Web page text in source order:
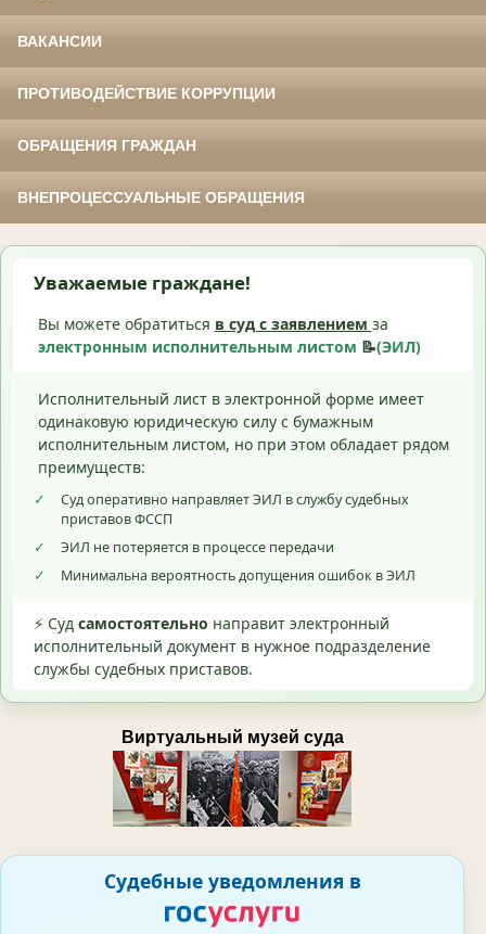
ВАКАНСИИ
ПРОТИВОДЕЙСТВИЕ КОРРУПЦИИ
ОБРАЩЕНИЯ ГРАЖДАН
ВНЕПРОЦЕССУАЛЬНЫЕ ОБРАЩЕНИЯ
Уважаемые граждане!
Вы можете обратиться в суд с заявлением за
электронным исполнительным листом 📝(ЭИЛ)
Исполнительный лист в электронной форме имеет
одинаковую юридическую силу с бумажным
исполнительным листом, но при этом обладает рядом
преимуществ:
✓
Суд оперативно направляет ЭИЛ в службу судебных
приставов ФССП
✓
ЭИЛ не потеряется в процессе передачи
✓
Минимальна вероятность допущения ошибок в ЭИЛ
⚡ Суд самостоятельно направит электронный
исполнительный документ в нужное подразделение
службы судебных приставов.
Виртуальный музей суда
Судебные уведомления в